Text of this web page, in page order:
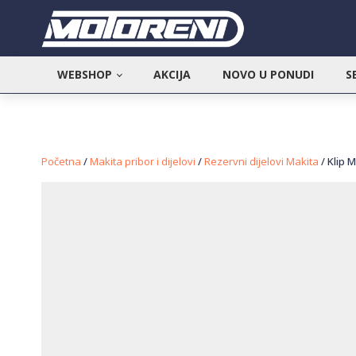
WEBSHOP AKCIJA NOVO U PONUDI
Početna /Makita pribor i dijelovi /Rezervni dijelovi Makita / Klip